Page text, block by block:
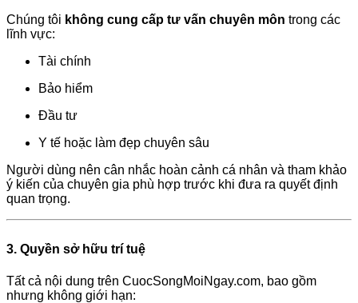
Chúng tôi không cung cấp tư vấn chuyên môn trong các
lĩnh vực:
Tài chính
Bảo hiểm
Đầu tư
Y tế hoặc làm đẹp chuyên sâu
Người dùng nên cân nhắc hoàn cảnh cá nhân và tham khảo
ý kiến của chuyên gia phù hợp trước khi đưa ra quyết định
quan trọng.
3. Quyền sở hữu trí tuệ
Tất cả nội dung trên CuocSongMoiNgay.com, bao gồm
nhưng không giới hạn: